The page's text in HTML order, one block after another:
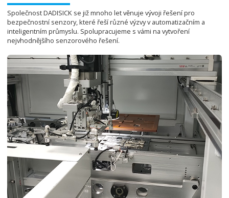
Společnost DADISICK se již mnoho let věnuje vývoji řešení pro
bezpečnostní senzory, které řeší různé výzvy v automatizačním a
inteligentním průmyslu. Spolupracujeme s vámi na vytvoření
nejvhodnějšího senzorového řešení.